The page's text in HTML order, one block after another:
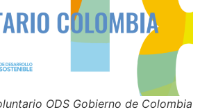
ODS Gobierno de Colombia